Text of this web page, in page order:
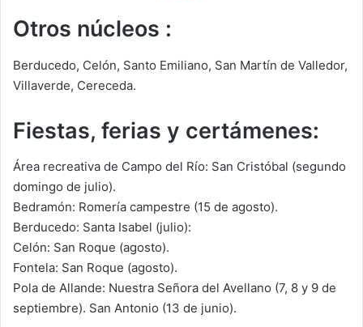
Otros núcleos :
Berducedo, Celón, Santo Emiliano, San Martín de Valledor,
Villaverde, Cereceda.
Fiestas, ferias y certámenes:
Área recreativa de Campo del Río: San Cristóbal (segundo
domingo de julio).
Bedramón: Romería campestre (15 de agosto).
Berducedo: Santa Isabel (julio):
Celón: San Roque (agosto).
Fontela: San Roque (agosto).
Pola de Allande: Nuestra Señora del Avellano (7, 8 y 9 de
septiembre). San Antonio (13 de junio).